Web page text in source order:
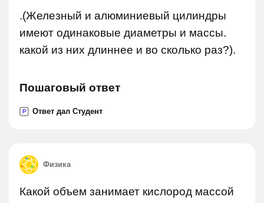
.(Железный и алюминиевый цилиндры
имеют одинаковые диаметры и массы.
какой из них длиннее и во сколько раз?).
Пошаговый ответ
P Ответ дал Студент
Физика
Какой объем занимает кислород массой